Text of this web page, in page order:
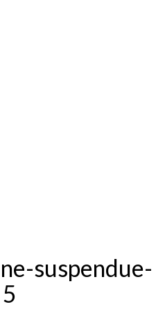
suspendue-
5